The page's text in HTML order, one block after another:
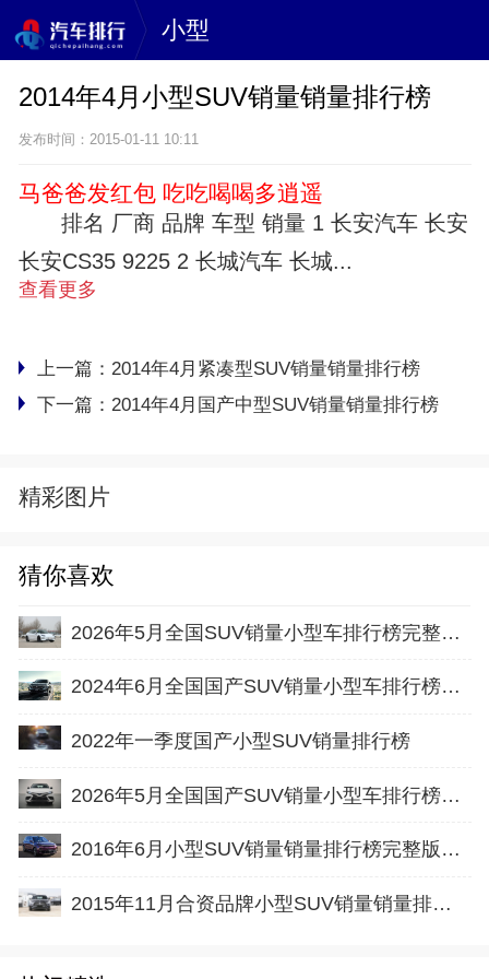
小型
2014年4月小型SUV销量销量排行榜
发布时间：2015-01-11 10:11
马爸爸发红包 吃吃喝喝多逍遥
排名 厂商 品牌 车型 销量 1 长安汽车 长安
长安CS35 9225 2 长城汽车 长城...
查看更多
上一篇： 2014年4月紧凑型SUV销量销量排行榜
下一篇： 2014年4月国产中型SUV销量销量排行榜
精彩图片
猜你喜欢
2026年5月全国SUV销量小型车排行榜完整版(零售量
2024年6月全国国产SUV销量小型车排行榜完整版(批发量
2022年一季度国产小型SUV销量排行榜
2026年5月全国国产SUV销量小型车排行榜完整版(批发量
2016年6月小型SUV销量销量排行榜完整版名单
2015年11月合资品牌小型SUV销量销量排行榜完整版名单